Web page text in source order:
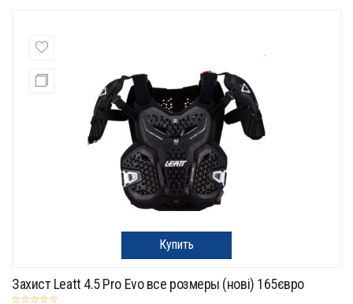
Купить
Захист Leatt 4.5 Pro Evo все розмеры (нові) 165євро